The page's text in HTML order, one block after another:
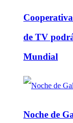
de TV
Mundial
Noche de